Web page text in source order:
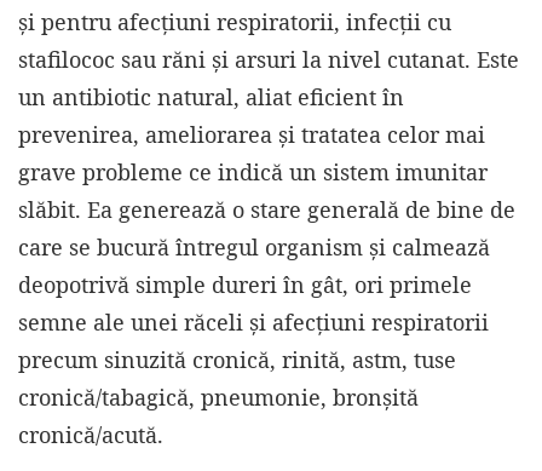
și pentru afecțiuni respiratorii, infecții cu
stafilococ sau răni și arsuri la nivel cutanat. Este
un antibiotic natural, aliat eficient în
prevenirea, ameliorarea și tratatea celor mai
grave probleme ce indică un sistem imunitar
slăbit. Ea generează o stare generală de bine de
care se bucură întregul organism și calmează
deopotrivă simple dureri în gât, ori primele
semne ale unei răceli și afecțiuni respiratorii
precum sinuzită cronică, rinită, astm, tuse
cronică/tabagică, pneumonie, bronșită
cronică/acută.